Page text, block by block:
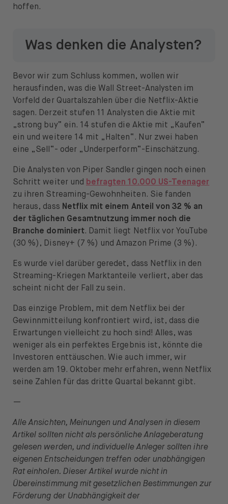
hoffen.
Was denken die Analysten?
Bevor wir zum Schluss kommen, wollen wir
herausfinden, was die Wall Street-Analysten im
Vorfeld der Quartalszahlen über die Netflix-Aktie
sagen. Derzeit stufen 11 Analysten die Aktie mit
„strong buy“ ein. 14 stufen die Aktie mit „Kaufen“
ein und weitere 14 mit „Halten“. Nur zwei haben
eine „Sell“- oder „Underperform“-Einschätzung.
Die Analysten von Piper Sandler gingen noch einen
Schritt weiter und befragten 10.000 US-Teenager
zu ihren Streaming-Gewohnheiten. Sie fanden
heraus, dass Netflix mit einem Anteil von 32 % an
der täglichen Gesamtnutzung immer noch die
Branche dominiert. Damit liegt Netflix vor YouTube
(30 %), Disney+ (7 %) und Amazon Prime (3 %).
Es wurde viel darüber geredet, dass Netflix in den
Streaming-Kriegen Marktanteile verliert, aber das
scheint nicht der Fall zu sein.
Das einzige Problem, mit dem Netflix bei der
Gewinnmitteilung konfrontiert wird, ist, dass die
Erwartungen vielleicht zu hoch sind! Alles, was
weniger als ein perfektes Ergebnis ist, könnte die
Investoren enttäuschen. Wie auch immer, wir
werden am 19. Oktober mehr erfahren, wenn Netflix
seine Zahlen für das dritte Quartal bekannt gibt.
—
Alle Ansichten, Meinungen und Analysen in diesem
Artikel sollten nicht als persönliche Anlageberatung
gelesen werden, und individuelle Anleger sollten ihre
eigenen Entscheidungen treffen oder unabhängigen
Rat einholen. Dieser Artikel wurde nicht in
Übereinstimmung mit gesetzlichen Bestimmungen zur
Förderung der Unabhängigkeit der